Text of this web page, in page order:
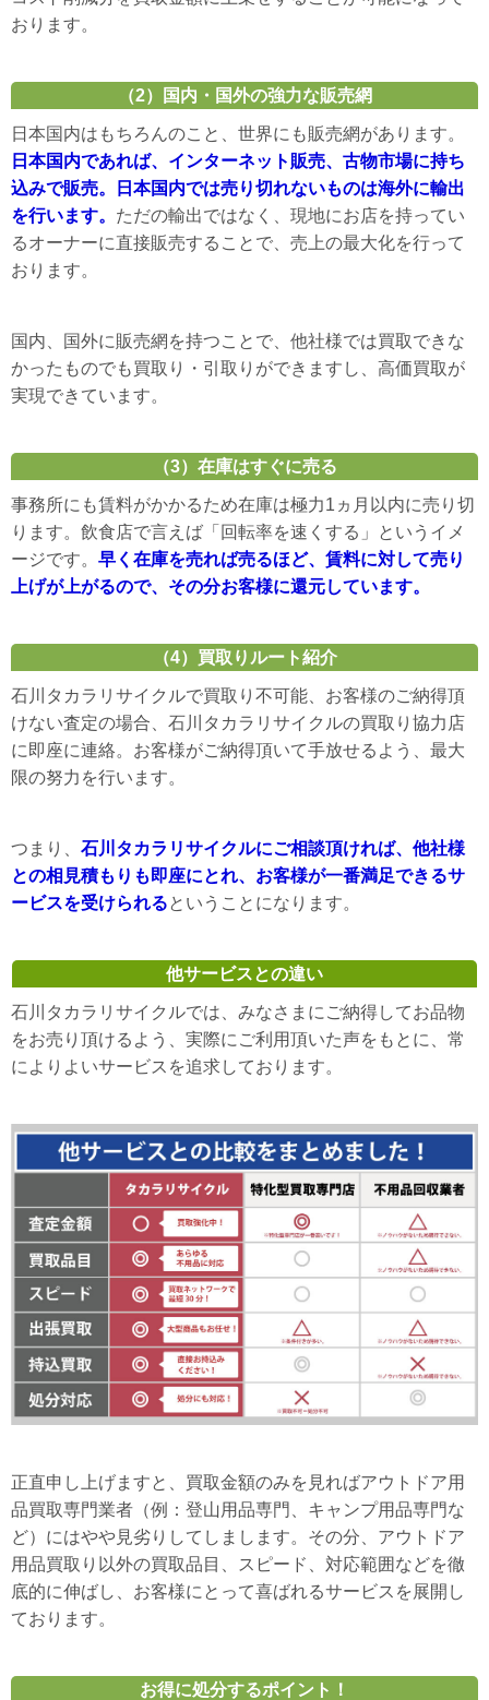
おります。
（2）国内・国外の強力な販売網
日本国内はもちろんのこと、世界にも販売網があります。
日本国内であれば、インターネット販売、古物市場に持ち
込みで販売。日本国内では売り切れないものは海外に輸出
を行います。 ただの輸出ではなく、現地にお店を持ってい
るオーナーに直接販売することで、売上の最大化を行って
おります。
国内、国外に販売網を持つことで、他社様では買取できな
かったものでも買取り・引取りができますし、高価買取が
実現できています。
（3）在庫はすぐに売る
事務所にも賃料がかかるため在庫は極力1ヵ月以内に売り切
ります。飲食店で言えば「回転率を速くする」というイメ
ージです。 早く在庫を売れば売るほど、賃料に対して売り
上げが上がるので、その分お客様に還元しています。
（4）買取りルート紹介
石川タカラリサイクルで買取り不可能、お客様のご納得頂
けない査定の場合、石川タカラリサイクルの買取り協力店
に即座に連絡。お客様がご納得頂いて手放せるよう、最大
限の努力を行います。
つまり、 石川タカラリサイクルにご相談頂ければ、他社様
との相見積もりも即座にとれ、お客様が一番満足できるサ
ービスを受けられるということになります。
他サービスとの違い
石川タカラリサイクルでは、みなさまにご納得してお品物
をお売り頂けるよう、実際にご利用頂いた声をもとに、常
によりよいサービスを追求しております。
正直申し上げますと、買取金額のみを見ればアウトドア用
品買取専門業者（例：登山用品専門、キャンプ用品専門な
ど）にはやや見劣りしてしまします。その分、アウトドア
用品買取り以外の買取品目、スピード、対応範囲などを徹
底的に伸ばし、お客様にとって喜ばれるサービスを展開し
ております。
お得に処分するポイント！